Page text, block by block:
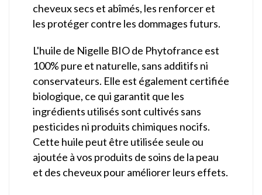
cheveux secs et abîmés, les renforcer et
les protéger contre les dommages futurs.
L'huile de Nigelle BIO de Phytofrance est
100% pure et naturelle, sans additifs ni
conservateurs. Elle est également certifiée
biologique, ce qui garantit que les
ingrédients utilisés sont cultivés sans
pesticides ni produits chimiques nocifs.
Cette huile peut être utilisée seule ou
ajoutée à vos produits de soins de la peau
et des cheveux pour améliorer leurs effets.